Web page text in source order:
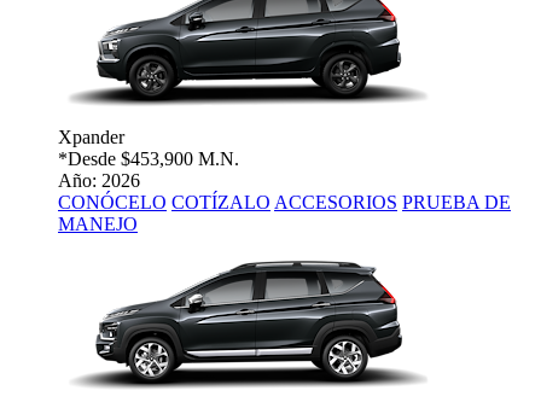
Xpander
*Desde $453,900 M.N.
Año: 2026
CONÓCELO COTÍZALO ACCESORIOS PRUEBA DE
MANEJO